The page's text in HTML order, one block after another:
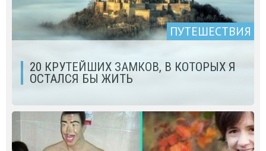
ПУТЕШЕСТВИЯ
20 КРУТЕЙШИХ ЗАМКОВ, В КОТОРЫХ Я
ОСТАЛСЯ БЫ ЖИТЬ